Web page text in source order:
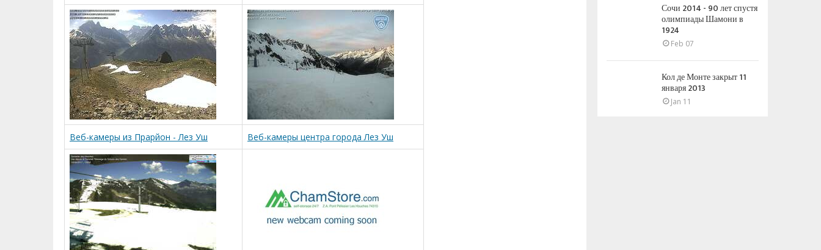
Веб-камеры из Прарйон - Лез Уш Веб-камеры центра города Лез Уш
Сочи 2014 - 90 лет спустя
олимпиады Шамони в
1924
Feb 07
Кол де Монте закрыт 11
января 2013
Jan 11